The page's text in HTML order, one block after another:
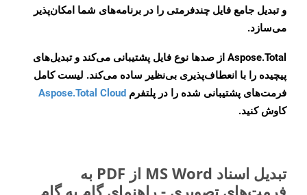
و تبدیل جامع فایل چندفرمتی را در برنامه‌های شما امکان‌پذیر
می‌سازد.
Aspose.Total از صدها نوع فایل پشتیبانی می‌کند و تبدیل‌های
پیچیده را با انعطاف‌پذیری بی‌نظیر ساده می‌کند. لیست کامل
فرمت‌های پشتیبانی شده را در پلتفرم Aspose.Total Cloud
کاوش کنید.
تبدیل اسناد MS Word از PDF به